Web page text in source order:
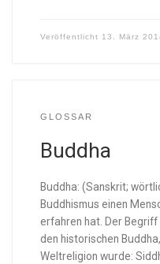
Veröffentlicht 13. März
GLOSSAR
Buddha
Buddha: (Sanskrit;
Buddhismus einen
erfahren hat. Der
den historischen
Weltreligion wurde: